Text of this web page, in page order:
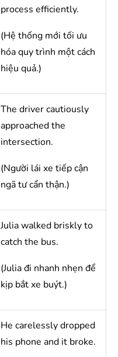
process efficiently.
(Hệ thống mới tối ưu
hóa quy trình một cách
hiệu quả.)
The driver cautiously
approached the
intersection.
(Người lái xe tiếp cận
ngã tư cẩn thận.)
Julia walked briskly to
catch the bus.
(Julia đi nhanh nhẹn để
kịp bắt xe buýt.)
He carelessly dropped
his phone and it broke.